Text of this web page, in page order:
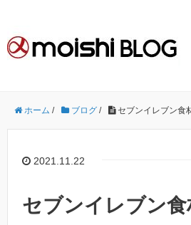
ホーム / ブログ / セブンイレブン食
2021.11.22
セブンイレブン